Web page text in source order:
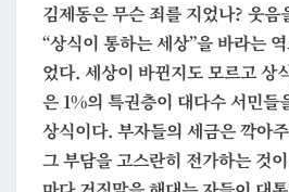
김제동은 무슨 죄를 지었나? 웃음
“상식이 통하는 세상”을 바라는
었다. 세상이 바뀐지도 모르고 상
은 1%의 특권층이 대다수 서민들
상식이다. 부자들의 세금은 깍아
그 부담을 고스란히 전가하는 것